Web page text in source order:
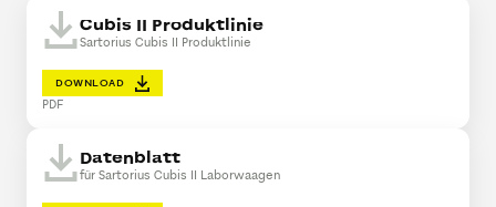
Cubis II Produktlinie
Sartorius Cubis II Produktlinie
DOWNLOAD
PDF
Datenblatt
für Sartorius Cubis II Laborwaagen